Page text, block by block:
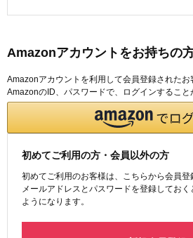
Amazonアカウントをお持ちの
Amazonアカウントを利用して会員登録されたお
AmazonのID、パスワードで、ログインすること
初めてご利用の方・会員以外の方
初めてご利用のお客様は、こちらから会員登
メールアドレスとパスワードを登録してお
ようになります。